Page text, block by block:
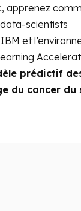
apprenez
scientists
et
prédictif
du cancer du